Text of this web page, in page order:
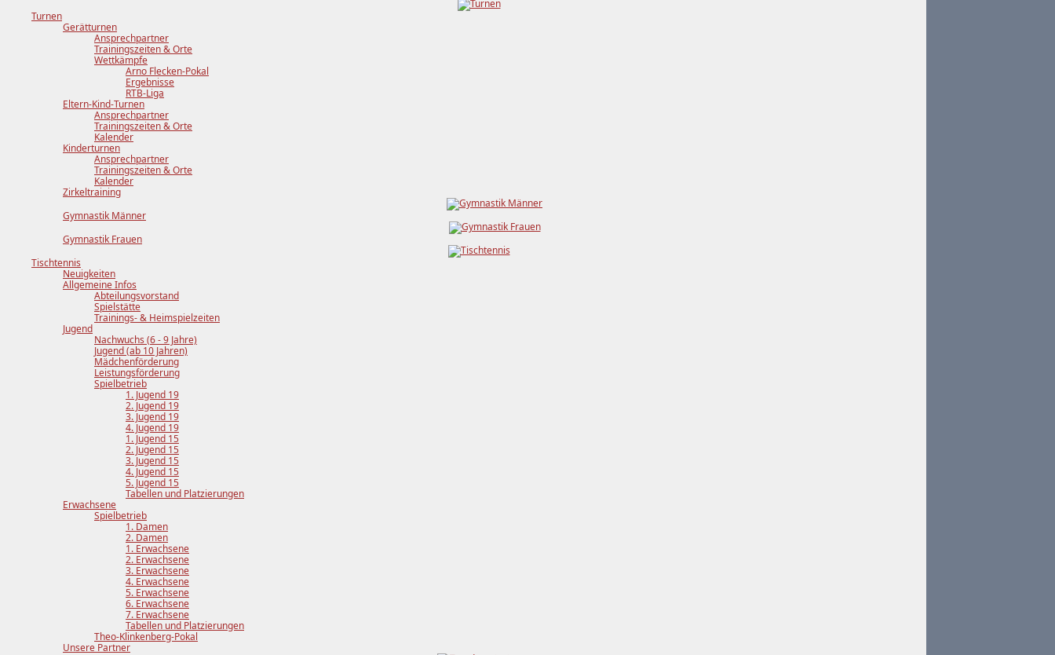
Turnen
Gerätturnen
Ansprechpartner
Trainingszeiten & Orte
Wettkämpfe
Arno Flecken-Pokal
Ergebnisse
RTB-Liga
Eltern-Kind-Turnen
Ansprechpartner
Trainingszeiten & Orte
Kalender
Kinderturnen
Ansprechpartner
Trainingszeiten & Orte
Kalender
Zirkeltraining
Gymnastik Männer
Gymnastik Frauen
Tischtennis
Neuigkeiten
Allgemeine Infos
Abteilungsvorstand
Spielstätte
Trainings- & Heimspielzeiten
Jugend
Nachwuchs (6 - 9 Jahre)
Jugend (ab 10 Jahren)
Mädchenförderung
Leistungsförderung
Spielbetrieb
1. Jugend 19
2. Jugend 19
3. Jugend 19
4. Jugend 19
1. Jugend 15
2. Jugend 15
3. Jugend 15
4. Jugend 15
5. Jugend 15
Tabellen und Platzierungen
Erwachsene
Spielbetrieb
1. Damen
2. Damen
1. Erwachsene
2. Erwachsene
3. Erwachsene
4. Erwachsene
5. Erwachsene
6. Erwachsene
7. Erwachsene
Tabellen und Platzierungen
Theo-Klinkenberg-Pokal
Unsere Partner